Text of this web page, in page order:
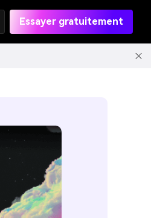
Essayer gratuitement